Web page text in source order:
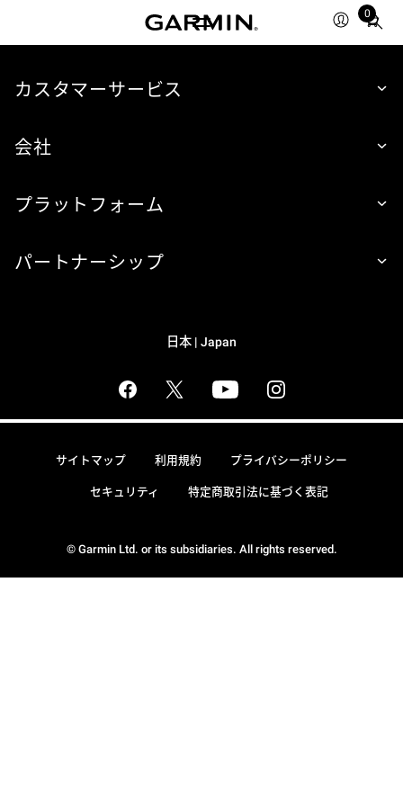
0
Total
カスタマーサービス
会社
プラットフォーム
パートナーシップ
日本 | Japan
© Garmin Ltd. or its subsidiaries. All rights reserved.
サイトマップ 利用規約 プライバシーポリシー
セキュリティ 特定商取引法に基づく表記